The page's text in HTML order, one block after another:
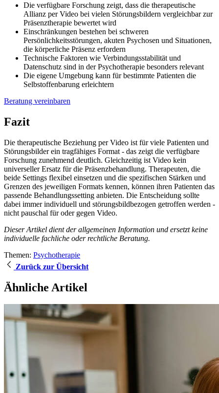
Die verfügbare Forschung zeigt, dass die therapeutische
Allianz per Video bei vielen Störungsbildern vergleichbar zur
Präsenztherapie bewertet wird
Einschränkungen bestehen bei schweren
Persönlichkeitsstörungen, akuten Psychosen und Situationen,
die körperliche Präsenz erfordern
Technische Faktoren wie Verbindungsstabilität und
Datenschutz sind in der Psychotherapie besonders relevant
Die eigene Umgebung kann für bestimmte Patienten die
Selbstoffenbarung erleichtern
Beratung vereinbaren
Fazit
Die therapeutische Beziehung per Video ist für viele Patienten und
Störungsbilder ein tragfähiges Format - das zeigt die verfügbare
Forschung zunehmend deutlich. Gleichzeitig ist Video kein
universeller Ersatz für die Präsenzbehandlung. Therapeuten, die
beide Settings flexibel einsetzen und die spezifischen Stärken und
Grenzen des jeweiligen Formats kennen, können ihren Patienten das
passende Behandlungssetting anbieten. Die Entscheidung sollte
dabei immer individuell und störungsbildbezogen getroffen werden -
nicht pauschal für oder gegen Video.
Dieser Artikel dient der allgemeinen Information und ersetzt keine
individuelle fachliche oder rechtliche Beratung.
Themen: Psychotherapie
Zurück zur Übersicht
Ähnliche Artikel